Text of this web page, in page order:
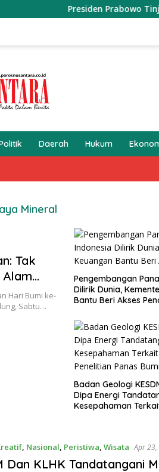
Presiden Prabowo Tinjau
Daerah Hukum
Mineral
Tak
Hari Bumi ke-
Sabtu…
Pengembangan
Dilirik Dunia,
Bantu Beri Akses
Badan Geologi
Dipa Energi
Kesepahaman
, Nasional, Peristiwa, Wisata Apr
Dan KLHK Tandatangani